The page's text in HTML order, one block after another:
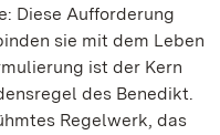
Diese Aufforderung
sie mit dem Leben
ist der Kern
des Benedikt.
Regelwerk, das